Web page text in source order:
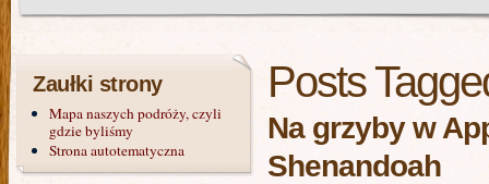
Posts
Na grzyby w
Shenandoah
Zaułki strony
Mapa naszych podróży, czyli
gdzie byliśmy
Strona autotematyczna